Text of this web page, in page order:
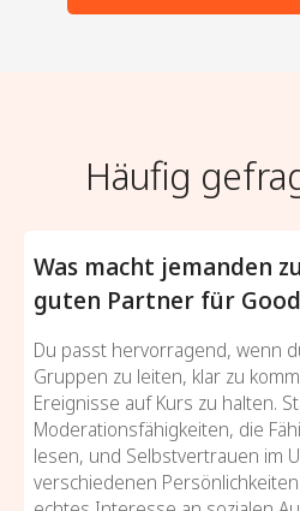
Häufig
Was macht jemanden
guten Partner für
Du passt hervorragend, wenn
Gruppen zu leiten, klar zu
Ereignisse auf Kurs zu halten.
Moderationsfähigkeiten, die
lesen, und Selbstvertrauen im
verschiedenen